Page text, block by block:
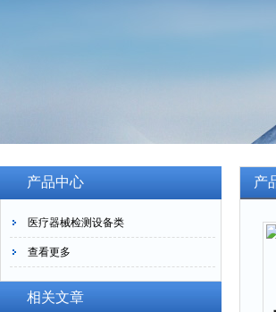
产品中心
医疗器械检测设备类
查看更多
相关文章
产